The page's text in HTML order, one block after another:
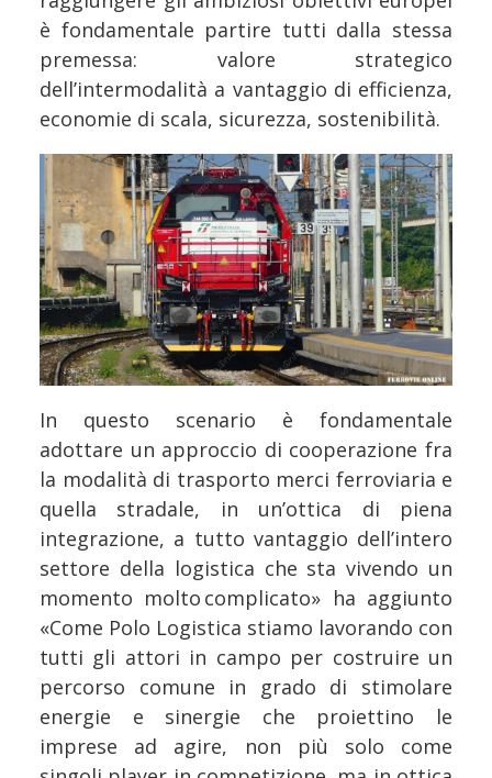
è fondamentale partire tutti dalla stessa
premessa: valore strategico
dell’intermodalità a vantaggio di efficienza,
economie di scala, sicurezza, sostenibilità.
In questo scenario è fondamentale
adottare un approccio di cooperazione fra
la modalità di trasporto merci ferroviaria e
quella stradale, in un’ottica di piena
integrazione, a tutto vantaggio dell’intero
settore della logistica che sta vivendo un
momento molto complicato» ha aggiunto
«Come Polo Logistica stiamo lavorando con
tutti gli attori in campo per costruire un
percorso comune in grado di stimolare
energie e sinergie che proiettino le
imprese ad agire, non più solo come